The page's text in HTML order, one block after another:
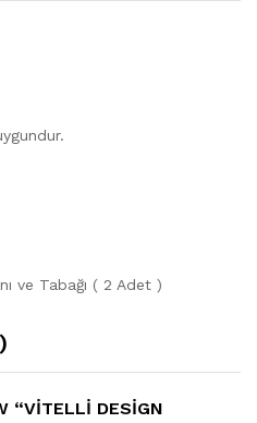
ve Tabağı ( 2 Adet )
“VITELLI DESIGN